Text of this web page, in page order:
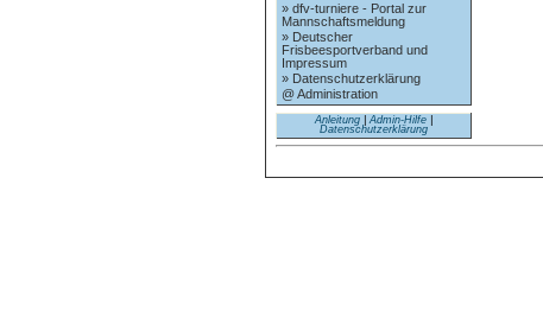
» dfv-turniere - Portal zur
Mannschaftsmeldung
» Deutscher
Frisbeesportverband und
Impressum
» Datenschutzerklärung
@ Administration
Anleitung| Admin-Hilfe|
Datenschutzerklärung